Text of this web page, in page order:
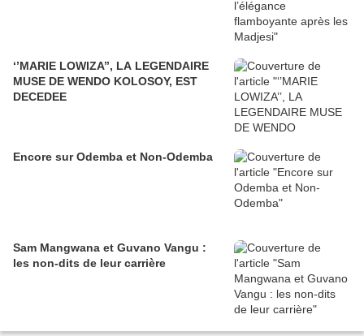
‘’MARIE LOWIZA’’, LA LEGENDAIRE
MUSE DE WENDO KOLOSOY, EST
DECEDEE
Encore sur Odemba et Non-Odemba
Sam Mangwana et Guvano Vangu :
les non-dits de leur carrière